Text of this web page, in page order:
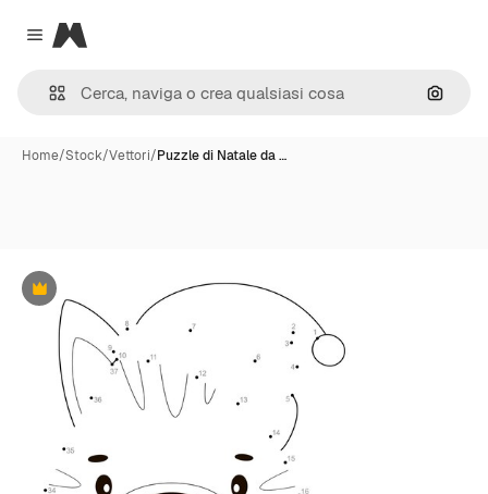
Close menu
Magnific
Cerca
Home/Stock/Vettori/Puzzle di Natale da …
Premium